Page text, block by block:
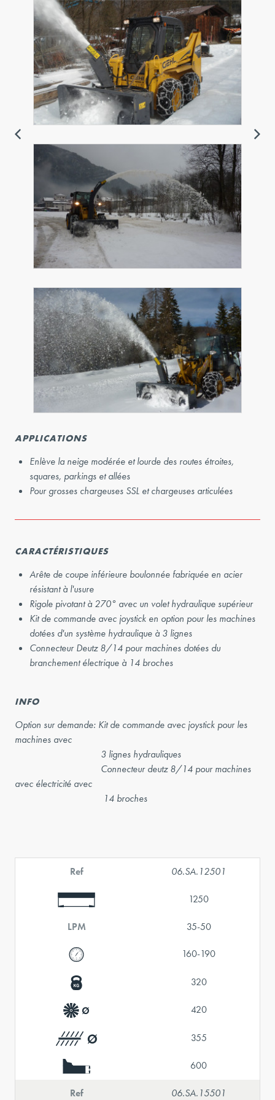
APPLICATIONS
Enlève la neige modérée et lourde des routes étroites,
squares, parkings et allées
Pour grosses chargeuses SSL et chargeuses articulées
CARACTÉRISTIQUES
Arête de coupe inférieure boulonnée fabriquée en acier
résistant à l'usure
Rigole pivotant à 270° avec un volet hydraulique supérieur
Kit de commande avec joystick en option pour les machines
dotées d'un système hydraulique à 3 lignes
Connecteur Deutz 8/14 pour machines dotées du
branchement électrique à 14 broches
INFO
Option sur demande: Kit de commande avec joystick pour les
machines avec
3 lignes hydrauliques
Connecteur deutz 8/14 pour machines
avec électricité avec
14 broches
Ref 06.SA.12501
1250
LPM 35-50
160-190
320
420
355
600
Ref 06.SA.15501